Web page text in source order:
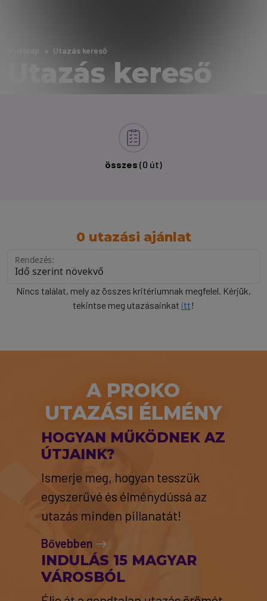
Utazás kereső
Utazás kereső
összes (0 út)
0 utazási ajánlat
Rendezés:
Nincs találat, mely az összes kritériumnak megfelel. Kérjük,
tekintse meg utazásainkat itt!
A PROKO
UTAZÁSI ÉLMÉNY
HOGYAN MŰKÖDNEK AZ
ÚTJAINK?
Ismerje meg, hogyan tesszük
egyszerűvé és élménydússá az
utazás minden pillanatát!
Bővebben
INDULÁS 15 MAGYAR
VÁROSBÓL